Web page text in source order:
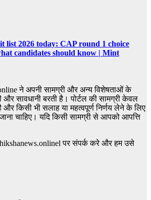
2026 today: CAP round 1 choice
candidates should know | Mint
ने अपनी सामग्री और अन्य विशेषताओं के
सावधानी बरती है। पोर्टल की सामग्री केवल
किसी भी सलाह या महत्वपूर्ण निर्णय लेने के लिए
चाहिए। यदि किसी सामग्री से आपको आपत्ति
पर संपर्क करे और हम उसे